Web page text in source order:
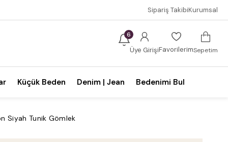
Sipariş TakibiKurumsal
6
Üye GirişiFavorilerimSepetim
Küçük Beden Denim | Jean Bedenimi Bul
Siyah Tunik Gömlek